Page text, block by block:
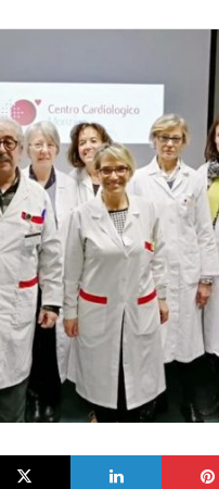
X LinkedIn